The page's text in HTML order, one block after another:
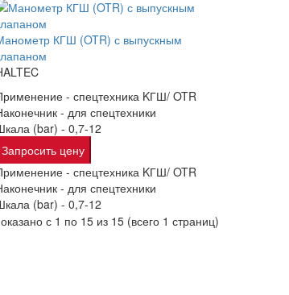
КГШ (OTR) с выпускным
-спецтехника KГШ/ OTR
-для спецтехники
(bar) -0,7-12
Запросить цену
-спецтехника KГШ/ OTR
-для спецтехники
(bar) -0,7-12
с 1 по 15 из 15 (всего 1 страниц)